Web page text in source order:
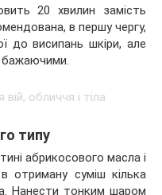
20 хвилин замість
в першу чергу,
до висипань шкіри, але
бажаючими.
типу
абрикосового масла і
отриману суміш кілька
Нанести тонким шаром